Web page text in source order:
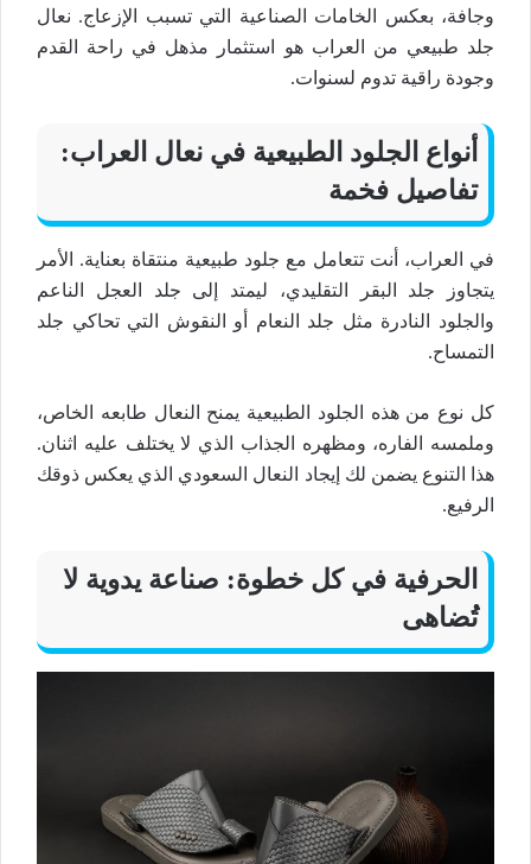
وجافة، بعكس الخامات الصناعية التي تسبب الإزعاج. نعال
جلد طبيعي من العراب هو استثمار مذهل في راحة القدم
وجودة راقية تدوم لسنوات.
أنواع الجلود الطبيعية فينعال العراب:
تفاصيلفخمة
في العراب، أنت تتعامل مع جلود طبيعية منتقاة بعناية. الأمر
يتجاوز جلد البقر التقليدي، ليمتد إلى جلد العجل الناعم
و الجلود النادرة مثل جلد النعام أو النقوش التي تحاكي جلد
التمساح.
كل نوع من هذه الجلود الطبيعية يمنح النعال طابعه الخاص،
وملمسه الفاره، ومظهره الجذاب الذي لا يختلف عليه اثنان.
هذا التنوع يضمن لك إيجاد
النعال السعودي الذي يعكس ذوقك
الرفيع.
الحرفية في كل خطوة: صناعة يدوية لا
تُضاهى